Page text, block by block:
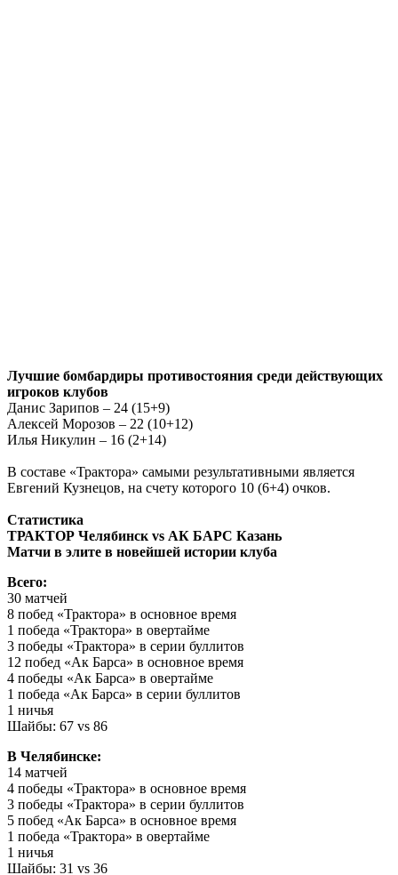
Лучшие бомбардиры противостояния среди действующих
игроков клубов
Данис Зарипов – 24 (15+9)
Алексей Морозов – 22 (10+12)
Илья Никулин – 16 (2+14)
В составе «Трактора» самыми результативными является
Евгений Кузнецов, на счету которого 10 (6+4) очков.
Статистика
ТРАКТОР Челябинск vs АК БАРС Казань
Матчи в элите в новейшей истории клуба
Всего:
30 матчей
8 побед «Трактора» в основное время
1 победа «Трактора» в овертайме
3 победы «Трактора» в серии буллитов
12 побед «Ак Барса» в основное время
4 победы «Ак Барса» в овертайме
1 победа «Ак Барса» в серии буллитов
1 ничья
Шайбы: 67 vs 86
В Челябинске:
14 матчей
4 победы «Трактора» в основное время
3 победы «Трактора» в серии буллитов
5 побед «Ак Барса» в основное время
1 победа «Трактора» в овертайме
1 ничья
Шайбы: 31 vs 36